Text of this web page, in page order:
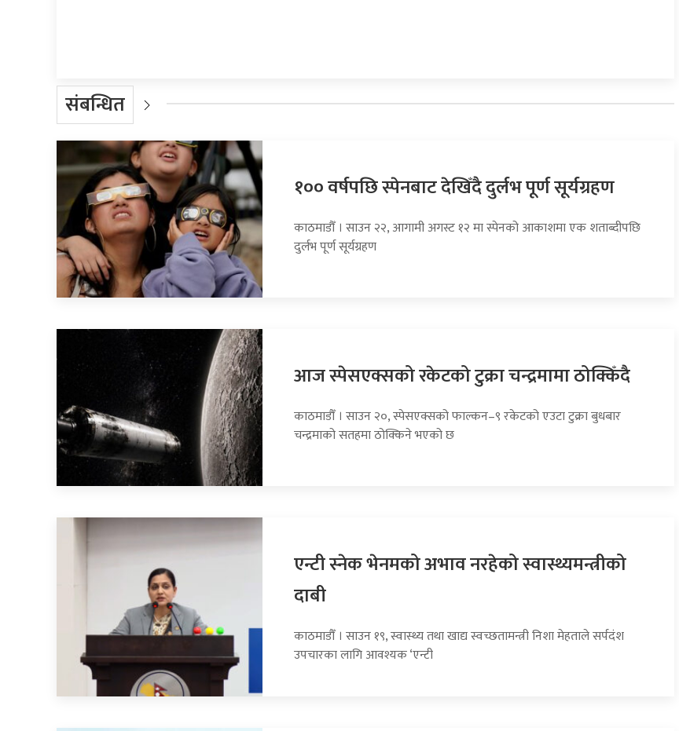
संबन्धित
१०० वर्षपछि स्पेनबाट देखिँदै दुर्लभ पूर्ण सूर्यग्रहण
काठमाडौँ । साउन २२, आगामी अगस्ट १२ मा स्पेनको आकाशमा एक शताब्दीपछि
दुर्लभ पूर्ण सूर्यग्रहण
आज स्पेसएक्सको रकेटको टुक्रा चन्द्रमामा ठोक्किँदै
काठमाडौँ । साउन २०, स्पेसएक्सको फाल्कन–९ रकेटको एउटा टुक्रा बुधबार
चन्द्रमाको सतहमा ठोक्किने भएको छ
एन्टी स्नेक भेनमको अभाव नरहेको स्वास्थ्यमन्त्रीको
दाबी
काठमाडौँ । साउन १९, स्वास्थ्य तथा खाद्य स्वच्छतामन्त्री निशा मेहताले सर्पदंश
उपचारका लागि आवश्यक ‘एन्टी